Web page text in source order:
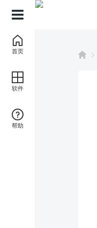
首页
软件
帮助